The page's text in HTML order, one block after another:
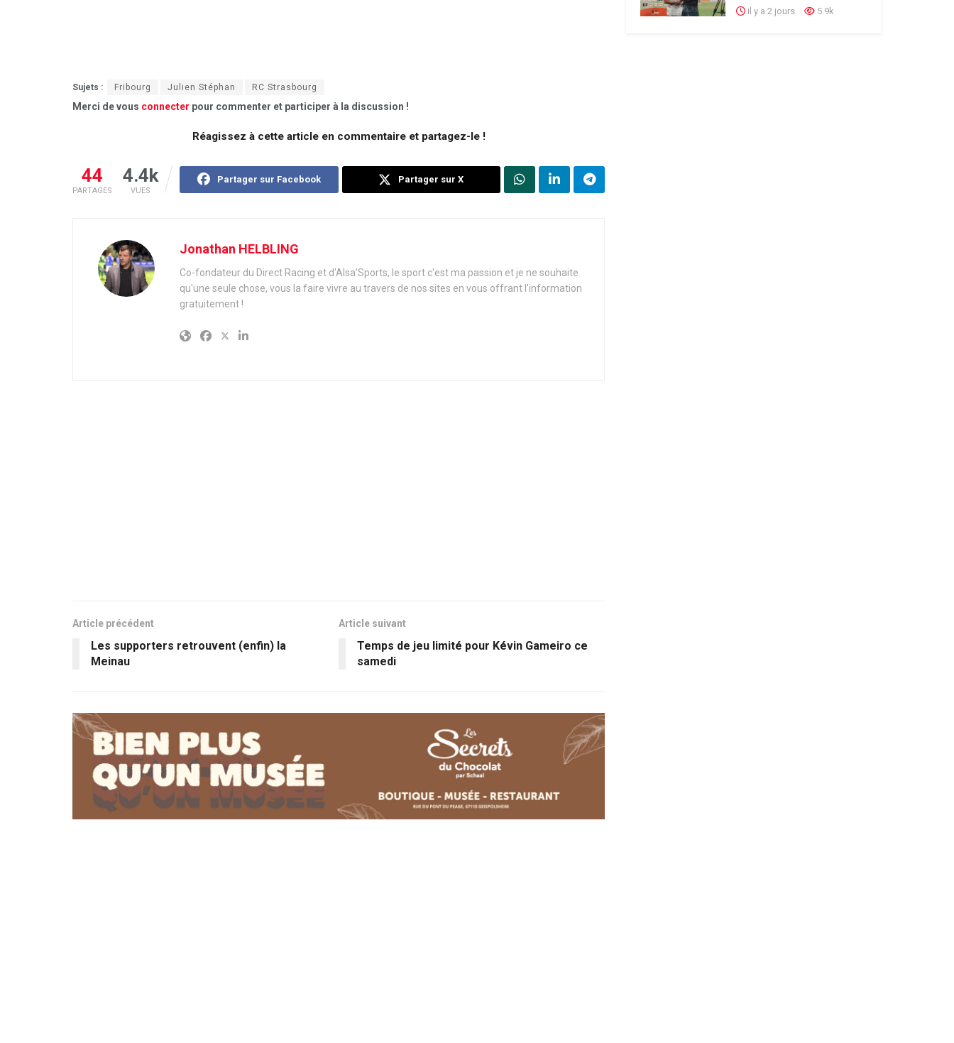
Sujets : Fribourg Julien Stéphan RC Strasbourg
Merci de vous connecter pour commenter et participer à la discussion !
Réagissez à cette article en commentaire et partagez-le !
44
PARTAGES
4.4k
VUES
Partager sur Facebook Partager sur X
Jonathan HELBLING
Co-fondateur du Direct Racing et d'Alsa'Sports, le sport c'est ma passion et je ne souhaite
qu'une seule chose, vous la faire vivre au travers de nos sites en vous offrant l'information
gratuitement !
Article précédent
Les supporters retrouvent (enfin) la
Meinau
Article suivant
Temps de jeu limité pour Kévin Gameiro ce
samedi
il y a 2 jours 5.9k